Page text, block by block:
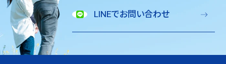
LINEでお問い合わせ